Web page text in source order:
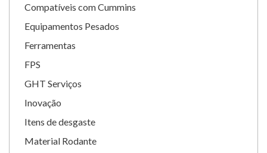
Compatíveis com Cummins
Equipamentos Pesados
Ferramentas
FPS
GHT Serviços
Inovação
Itens de desgaste
Material Rodante